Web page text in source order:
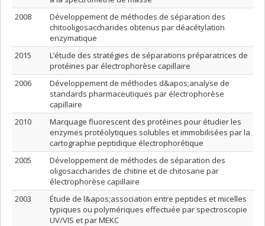
2008
Développement de méthodes de séparation des
chitooligosaccharides obtenus par déacétylation
enzymatique
2015
L’étude des stratégies de séparations préparatrices de
protéines par électrophorèse capillaire
2006
Développement de méthodes d&apos;analyse de
standards pharmaceutiques par électrophorèse
capillaire
2010
Marquage fluorescent des protéines pour étudier les
enzymes protéolytiques solubles et immobilisées par la
cartographie peptidique électrophorétique
2005
Développement de méthodes de séparation des
oligosaccharides de chitine et de chitosane par
électrophorèse capillaire
2003
Étude de l&apos;association entre peptides et micelles
typiques ou polymériques effectuée par spectroscopie
UV/VIS et par MEKC